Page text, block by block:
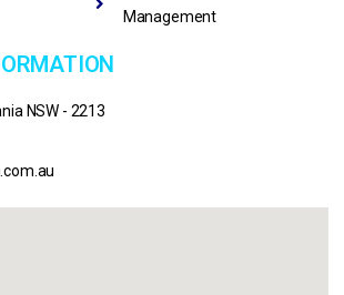
Management
NSW - 2213